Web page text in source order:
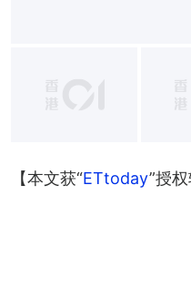
【本文获“ETtoday”授权